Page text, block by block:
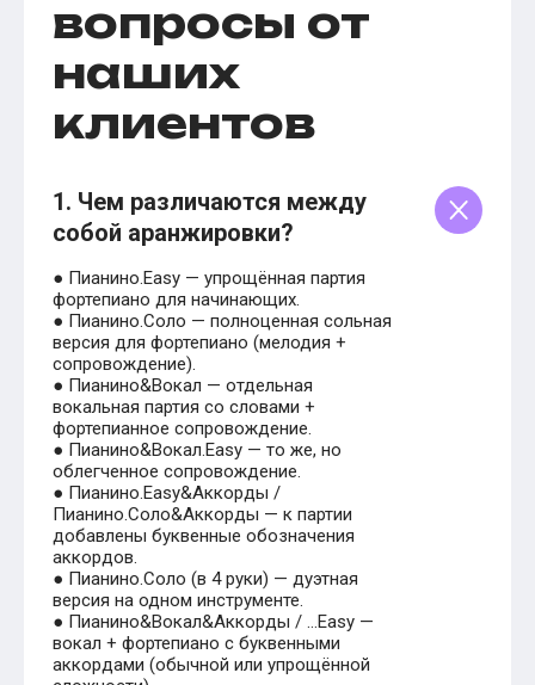
вопросы от
наших
клиентов
1. Чем различаются между
собой аранжировки?
● Пианино.Easy — упрощённая партия
фортепиано для начинающих.
● Пианино.Соло — полноценная сольная
версия для фортепиано (мелодия +
сопровождение).
● Пианино&Вокал — отдельная
вокальная партия со словами +
фортепианное сопровождение.
● Пианино&Вокал.Easy — то же, но
облегченное сопровождение.
● Пианино.Easy&Аккорды /
Пианино.Соло&Аккорды — к партии
добавлены буквенные обозначения
аккордов.
● Пианино.Соло (в 4 руки) — дуэтная
версия на одном инструменте.
● Пианино&Вокал&Аккорды / …Easy —
вокал + фортепиано с буквенными
аккордами (обычной или упрощённой